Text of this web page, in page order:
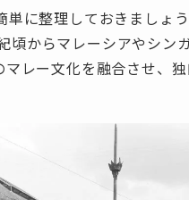
単に整理しておきましょ
頃からマレーシアやシン
レー文化を融合させ、